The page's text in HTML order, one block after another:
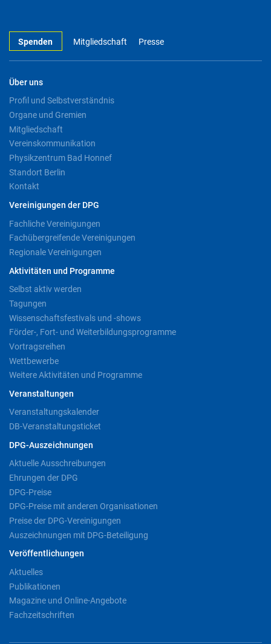
Spenden Mitgliedschaft Presse
Über uns
Profil und Selbstverständnis
Organe und Gremien
Mitgliedschaft
Vereinskommunikation
Physikzentrum Bad Honnef
Standort Berlin
Kontakt
Vereinigungen der DPG
Fachliche Vereinigungen
Fachübergreifende Vereinigungen
Regionale Vereinigungen
Aktivitäten und Programme
Selbst aktiv werden
Tagungen
Wissenschaftsfestivals und -shows
Förder-, Fort- und Weiterbildungsprogramme
Vortragsreihen
Wettbewerbe
Weitere Aktivitäten und Programme
Veranstaltungen
Veranstaltungskalender
DB-Veranstaltungsticket
DPG-Auszeichnungen
Aktuelle Ausschreibungen
Ehrungen der DPG
DPG-Preise
DPG-Preise mit anderen Organisationen
Preise der DPG-Vereinigungen
Auszeichnungen mit DPG-Beteiligung
Veröffentlichungen
Aktuelles
Publikationen
Magazine und Online-Angebote
Fachzeitschriften